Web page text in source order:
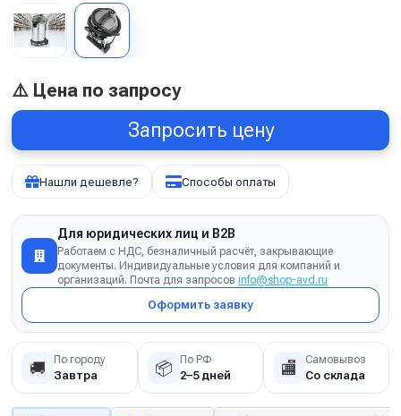
⚠️ Цена по запросу
Запросить цену
Нашли дешевле? Способы оплаты
Для юридических лиц и B2B
Работаем с НДС, безналичный расчёт, закрывающие
документы. Индивидуальные условия для компаний и
организаций. Почта для запросов info@shop-avd.ru
Оформить заявку
🚚 По городу
Завтра 📦 По РФ
2–5 дней 🏬 Самовывоз
Со склада